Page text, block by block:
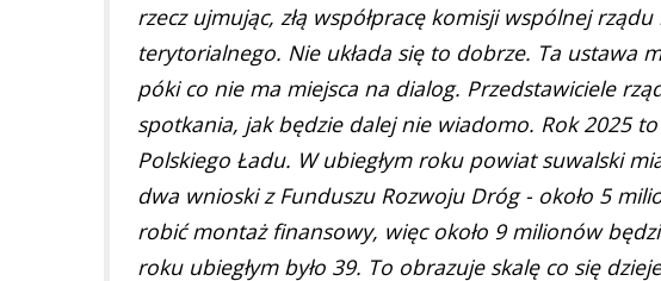
rzecz ujmując, złą współpracę komisji wspólnej
terytorialnego. Nie układa się to dobrze. Ta ustawa
póki co nie ma miejsca na dialog. Przedstawiciele
spotkania, jak będzie dalej nie wiadomo. Rok 2025
Polskiego Ładu. W ubiegłym roku powiat suwalski
dwa wnioski z Funduszu Rozwoju Dróg - około 5
robić montaż finansowy, więc około 9 milionów
roku ubiegłym było 39. To obrazuje skalę co się